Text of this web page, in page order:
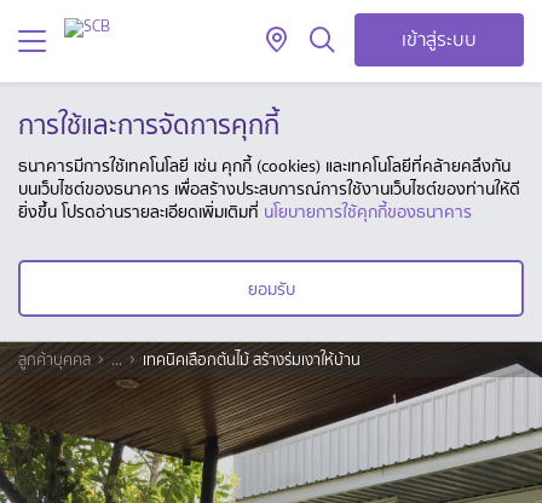
เข้าสู่ระบบ
การใช้และการจัดการคุกกี้
ธนาคารมีการใช้เทคโนโลยี เช่น คุกกี้ (cookies) และเทคโนโลยีที่คล้ายคลึงกัน
บนเว็บไซต์ของธนาคาร เพื่อสร้างประสบการณ์การใช้งานเว็บไซต์ของท่านให้ดี
ยิ่งขึ้น โปรดอ่านรายละเอียดเพิ่มเติมที่ นโยบายการใช้คุกกี้ของธนาคาร
ยอมรับ
ลูกค้าบุคคล ... เทคนิคเลือกต้นไม้ สร้างร่มเงาให้บ้าน